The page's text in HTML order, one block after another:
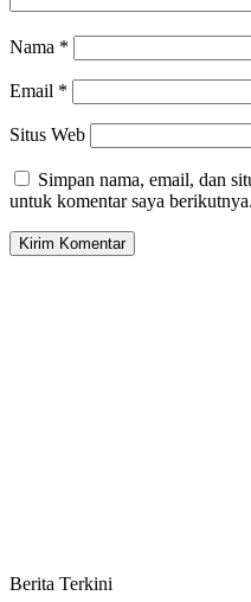
Nama *
Email *
Situs Web
Simpan nama, email, dan
untuk komentar saya berikutnya.
Berita Terkini